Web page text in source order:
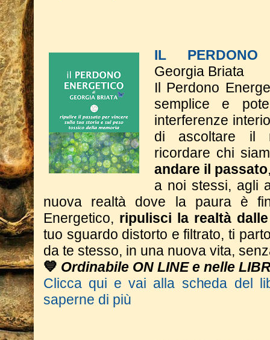
IL PERDONO
Georgia Briata
Il Perdono
semplice e
interferenze
di ascoltare il
ricordare chi
andare il passato
a noi stessi, agli
nuova realtà dove la paura è
Energetico, ripulisci la realtà
tuo sguardo distorto e filtrato, ti
da te stesso, in una nuova vita,
💙 Ordinabile ON LINE e nelle
Clicca qui e vai alla scheda del
saperne di più